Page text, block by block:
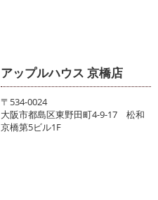
アップルハウス 京橋店
〒534-0024
大阪市都島区東野田町4-9-17 松和
京橋第5ビル1F